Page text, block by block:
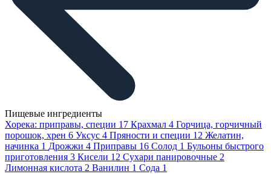
Пищевые ингредиенты
Хорека: приправы, специи 17 Крахмал 4 Горчица, горчичный
порошок, хрен 6 Уксус 4 Пряности и специи 12 Желатин,
начинка 1 Дрожжи 4 Приправы 16 Солод 1 Бульоны быстрого
приготовления 3 Кисели 12 Сухари панировочные 2
Лимонная кислота 2 Ванилин 1 Сода 1